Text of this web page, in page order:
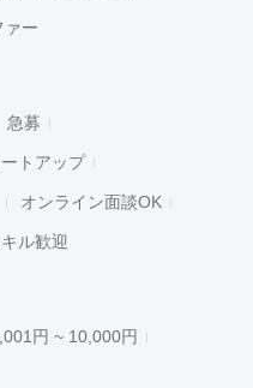
ァー
急募
トアップ
オンライン面談OK
ル歓迎
円 ~ 10,000円